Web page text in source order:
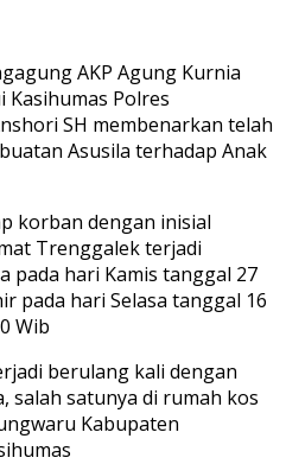
AKP Agung Kurnia
Kasihumas Polres
SH membenarkan telah
Asusila terhadap Anak
korban dengan inisial
Trenggalek terjadi
pada hari Kamis tanggal 27
pada hari Selasa tanggal 16
Wib
berulang kali dengan
salah satunya di rumah kos
Kabupaten